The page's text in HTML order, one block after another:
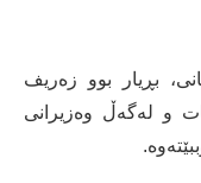
بڕیار بوو زەریف
بکات و لەگەڵ وەزیرانی